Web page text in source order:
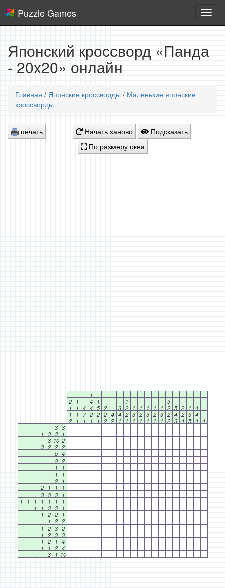
игры
Puzzle Games
Японский кроссворд «Панда
- 20x20» онлайн
Главная / Японские кроссворды / Маленькие японские
кроссворды
печать Начать заново
Подсказать
По размеру окна
1
2
1 4 1 1
3
1
1 4 4 5 2 3 2 1 1 1 1 1 2 5 2 1 4
1
1 7 2 2 2 4 4 2 3 2 3 2 3 2 4 2 5 4
2
1 1 1 1 2 2 1 1 1 1 1 1 1 2 3 4 5 4 4
3 3
1 3 3
1
3 10 2
3 2 2 2
5 4
3 2
1
1
1
1
2
1
2
1 1
1
3 3 3
1
1
1 1 1 1 1
1
1
1 3 3
1
1 2 2
1
1 2 2
1 2 3 2
1 2 3 3
1 2 1 4
1
1 2 4
3
1 10